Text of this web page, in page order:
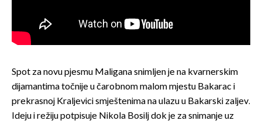
Spot za novu pjesmu Maligana snimljen je na kvarnerskim
dijamantima točnije u čarobnom malom mjestu Bakarac i
prekrasnoj Kraljevici smještenima na ulazu u Bakarski zaljev.
Ideju i režiju potpisuje Nikola Bosilj dok je za snimanje uz